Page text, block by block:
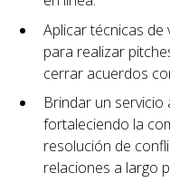
Aplicar técnicas
para realizar
cerrar acuerdos
Brindar un servicio
fortaleciendo la
resolución de
relaciones a largo